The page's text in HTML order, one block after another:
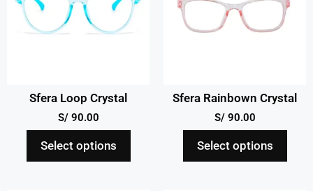
Sfera Loop Crystal
S/90.00
Select options
Sfera Rainbown Crystal
S/90.00
Select options